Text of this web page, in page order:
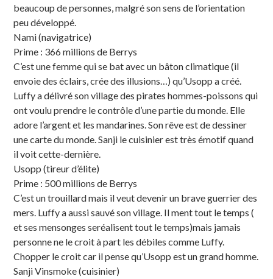
beaucoup de personnes, malgré son sens de l’orientation
peu développé.
Nami (navigatrice)
Prime : 366 millions de Berrys
C’est une femme qui se bat avec un bâton climatique (il
envoie des éclairs, crée des illusions…) qu’Usopp a créé.
Luffy a délivré son village des pirates hommes-poissons qui
ont voulu prendre le contrôle d’une partie du monde. Elle
adore l’argent et les mandarines. Son rêve est de dessiner
une carte du monde. Sanji le cuisinier est très émotif quand
il voit cette-dernière.
Usopp (tireur d’élite)
Prime : 500 millions de Berrys
C’est un trouillard mais il veut devenir un brave guerrier des
mers. Luffy a aussi sauvé son village. Il ment tout le temps (
et ses mensonges seréalisent tout le temps)mais jamais
personne ne le croit à part les débiles comme Luffy.
Chopper le croit car il pense qu’Usopp est un grand homme.
Sanji Vinsmoke (cuisinier)